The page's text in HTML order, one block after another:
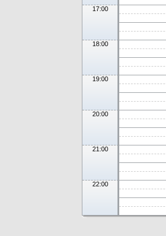
17:00
18:00
19:00
20:00
21:00
22:00